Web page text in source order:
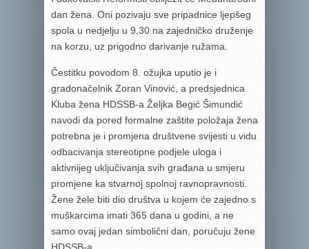
dan žena. Oni pozivaju sve pripadnice ljepšeg
spola u nedjelju u 9,30 na zajedničko druženje
na korzu, uz prigodno darivanje ružama.
Čestitku povodom 8. ožujka uputio je i
gradonačelnik Zoran Vinović, a predsjednica
Kluba žena HDSSB-a Željka Begić Šimundić
navodi da pored formalne zaštite položaja žena
potrebna je i promjena društvene svijesti u vidu
odbacivanja stereotipne podjele uloga i
aktivnijeg uključivanja svih građana u smjeru
promjene ka stvarnoj spolnoj ravnopravnosti.
Žene žele biti dio društva u kojem će zajedno s
muškarcima imati 365 dana u godini, a ne
samo ovaj jedan simbolični dan, poručuju žene